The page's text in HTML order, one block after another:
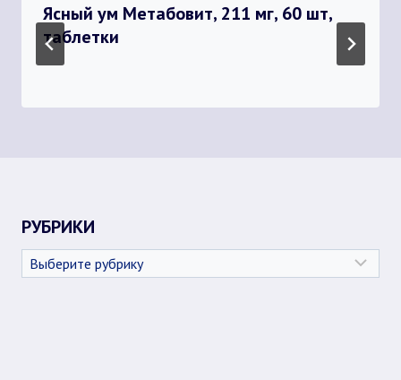
Ясный ум Метабовит, 211 мг, 60 шт,
таблетки
РУБРИКИ
Рубрики